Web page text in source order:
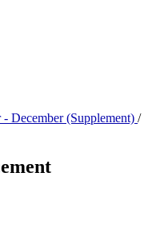
December (Supplement) /